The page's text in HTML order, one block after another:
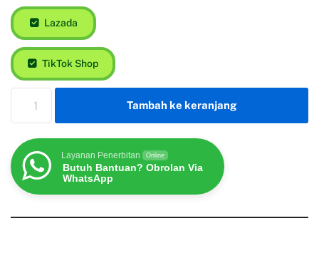
Lazada
TikTok Shop
Tambah ke keranjang
Layanan Penerbitan Online
Butuh Bantuan? Obrolan Via
WhatsApp